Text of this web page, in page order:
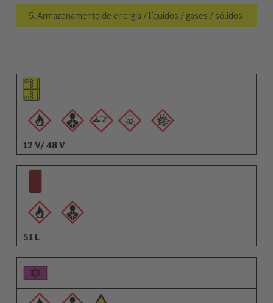
5. Armazenamento de energia / líquidos / gases / sólidos
Pictograma do elemento
Pictogramas de advertências
Descrição
12 V/ 48 V
51 L